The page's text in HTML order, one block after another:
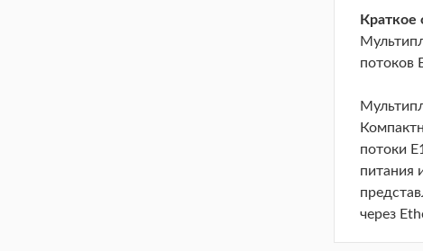
Краткое
потоков
потоки
питания
через